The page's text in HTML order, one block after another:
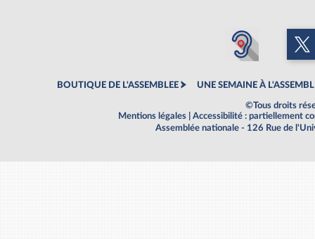
BOUTIQUE DE L'ASSEMBLEE UNE SEMAINE À
©Tous droits
Mentions légales
Accessibilité : partiellement
Assemblée nationale - 126 Rue de